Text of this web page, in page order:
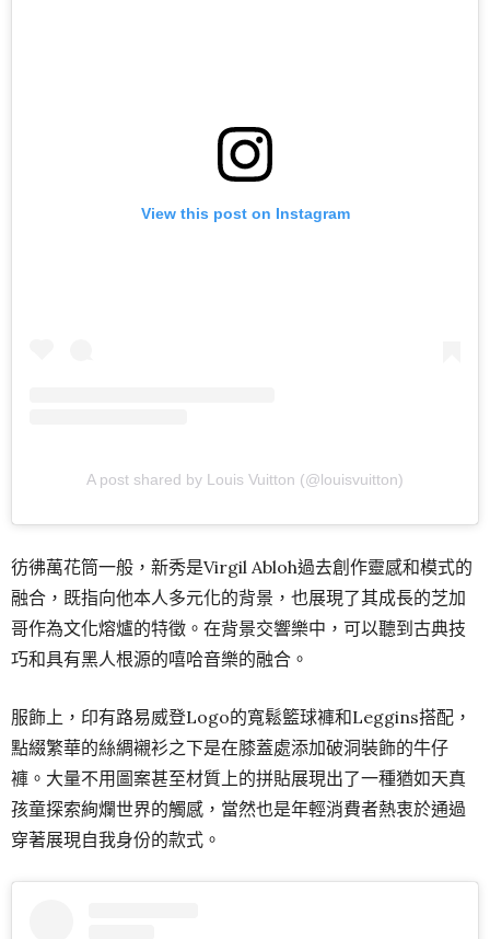
View this post on Instagram
A post shared by Louis Vuitton (@louisvuitton)
彷彿萬花筒一般，新秀是Virgil Abloh過去創作靈感和模式的
融合，既指向他本人多元化的背景，也展現了其成長的芝加
哥作為文化熔爐的特徵。在背景交響樂中，可以聽到古典技
巧和具有黑人根源的嘻哈音樂的融合。
服飾上，印有路易威登Logo的寬鬆籃球褲和Leggins搭配，
點綴繁華的絲綢襯衫之下是在膝蓋處添加破洞裝飾的牛仔
褲。大量不用圖案甚至材質上的拼貼展現出了一種猶如天真
孩童探索絢爛世界的觸感，當然也是年輕消費者熱衷於通過
穿著展現自我身份的款式。